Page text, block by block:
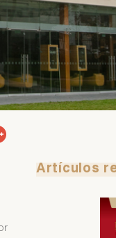
Artículos
con el
con el
o al